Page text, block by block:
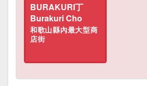
BURAKURI丁
Burakuri Cho
和歌山縣內最大型商
店街